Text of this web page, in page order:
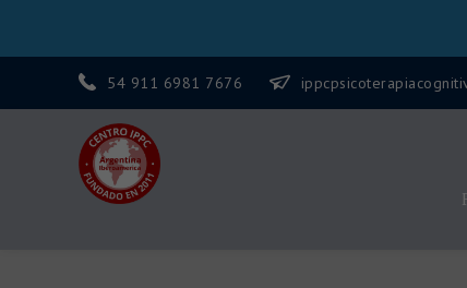
54 911 6981 7676
Centro IPPC